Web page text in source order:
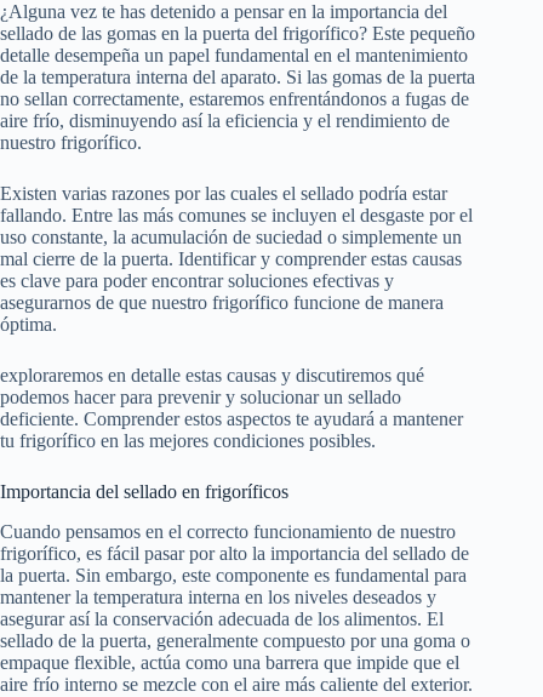
¿Alguna vez te has detenido a pensar en la importancia del
sellado de las gomas en la puerta del frigorífico? Este pequeño
detalle desempeña un papel fundamental en el mantenimiento
de la temperatura interna del aparato. Si las gomas de la puerta
no sellan correctamente, estaremos enfrentándonos a fugas de
aire frío, disminuyendo así la eficiencia y el rendimiento de
nuestro frigorífico.
Existen varias razones por las cuales el sellado podría estar
fallando. Entre las más comunes se incluyen el desgaste por el
uso constante, la acumulación de suciedad o simplemente un
mal cierre de la puerta. Identificar y comprender estas causas
es clave para poder encontrar soluciones efectivas y
asegurarnos de que nuestro frigorífico funcione de manera
óptima.
exploraremos en detalle estas causas y discutiremos qué
podemos hacer para prevenir y solucionar un sellado
deficiente. Comprender estos aspectos te ayudará a mantener
tu frigorífico en las mejores condiciones posibles.
Importancia del sellado en frigoríficos
Cuando pensamos en el correcto funcionamiento de nuestro
frigorífico, es fácil pasar por alto la importancia del sellado de
la puerta. Sin embargo, este componente es fundamental para
mantener la temperatura interna en los niveles deseados y
asegurar así la conservación adecuada de los alimentos. El
sellado de la puerta, generalmente compuesto por una goma o
empaque flexible, actúa como una barrera que impide que el
aire frío interno se mezcle con el aire más caliente del exterior.